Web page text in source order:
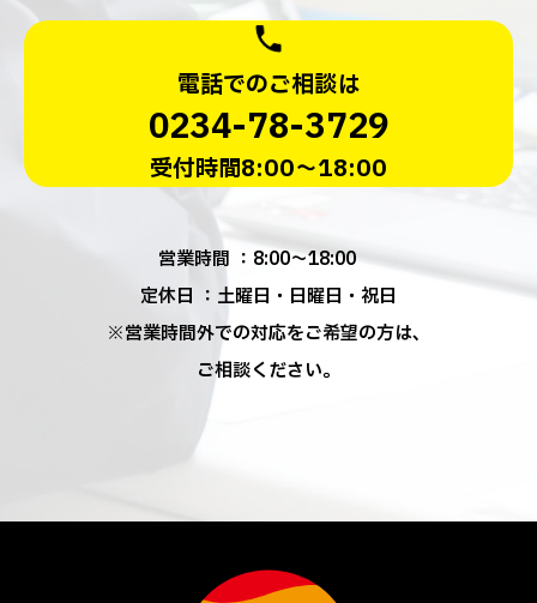
電話でのご相談は
0234-78-3729
受付時間8:00～18:00
営業時間 ：8:00～18:00
定休日 ：土曜日・日曜日・祝日
※営業時間外での対応をご希望の方は、
ご相談ください。